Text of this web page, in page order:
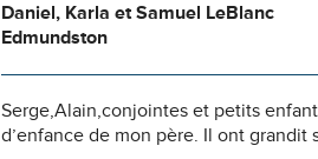
Daniel, Karla et Samuel LeBlanc
Edmundston
Serge,Alain,conjointes et petits
d’enfance de mon père. Il ont